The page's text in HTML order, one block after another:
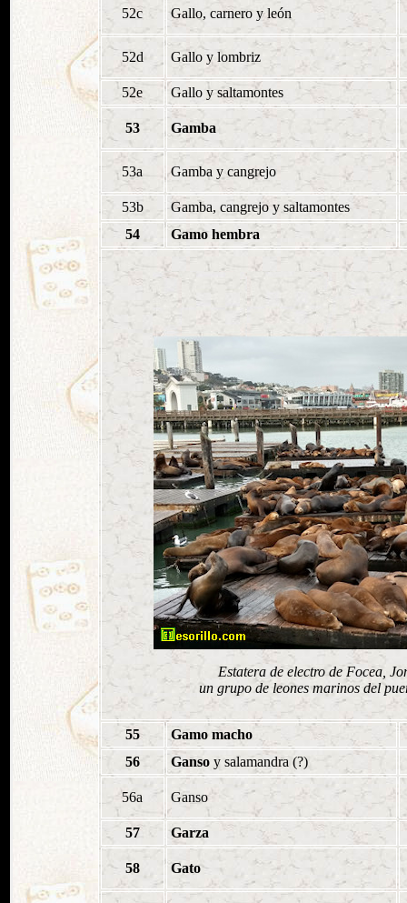
52c Gallo, carnero y león
52d Gallo y lombriz
52e Gallo y saltamontes
53 Gamba
53a Gamba y cangrejo
53b
Gamba, cangrejo y saltamontes
54
Gamo hembra
Estatera de electro de Focea,
un grupo de leones marinos del
55
Gamo macho
56
Gansoy salamandra (?)
56a Ganso
57 Garza
58 Gato